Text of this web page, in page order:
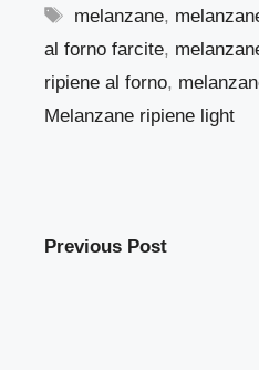
Tag
melanzane,
al forno farcite,
ripiene al forno,
Melanzane ripiene light
Previous Post